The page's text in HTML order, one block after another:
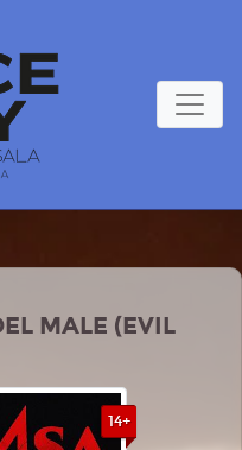
MALE (EVIL
14+